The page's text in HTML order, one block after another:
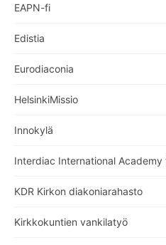
EAPN-fi
Edistia
Eurodiaconia
HelsinkiMissio
Innokylä
Interdiac International
KDR Kirkon diakoniarahasto
Kirkkokuntien vankilatyö